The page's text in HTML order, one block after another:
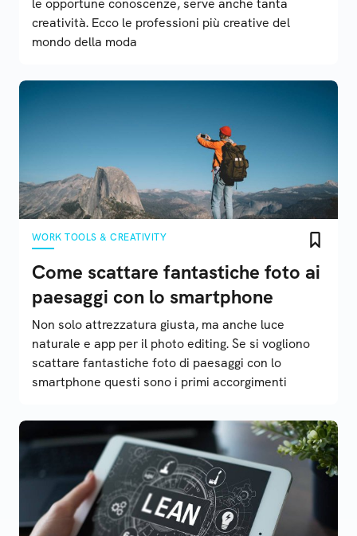
le opportune conoscenze, serve anche tanta
creatività. Ecco le professioni più creative del
mondo della moda
WORK TOOLS & CREATIVITY
Come scattare fantastiche foto ai
paesaggi con lo smartphone
Non solo attrezzatura giusta, ma anche luce
naturale e app per il photo editing. Se si vogliono
scattare fantastiche foto di paesaggi con lo
smartphone questi sono i primi accorgimenti